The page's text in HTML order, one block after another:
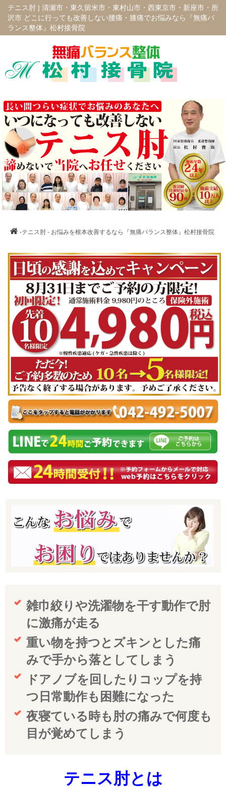
テニス肘 | 清瀬市・東久留米市・東村山市・西東京市・新座市・所
沢市 どこに行っても改善しない腰痛・膝痛でお悩みなら『無痛バ
ランス整体』松村接骨院
-テニス肘 - お悩みを根本改善するなら『無痛バランス整体』松村接骨院
雑巾絞りや洗濯物を干す動作で肘
に激痛が走る
重い物を持つとズキンとした痛
みで手から落としてしまう
ドアノブを回したりコップを持
つ日常動作も困難になった
夜寝ている時も肘の痛みで何度も
目が覚めてしまう
テニス肘とは